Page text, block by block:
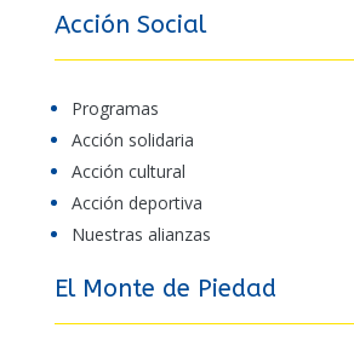
Acción Social
Programas
Acción solidaria
Acción cultural
Acción deportiva
Nuestras alianzas
El Monte de Piedad